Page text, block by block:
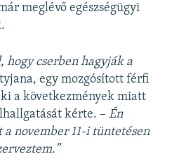
meglévő egészségügyi
hogy cserben hagyják a
egy mozgósított férfi
a következmények miatt
kérte. – Én
november 11-i tüntetésen